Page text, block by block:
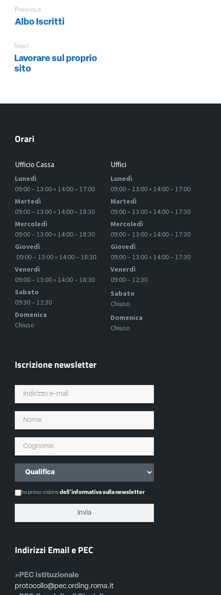
Previous
Albo Iscritti
Next
Lavorare sul proprio
sito
Orari
Ufficio Cassa
Lunedì
09:00 – 13:00 » 14:00 – 17:00
Martedì
09:00 – 13:00 » 14:00 – 18:30
Mercoledì
09:00 – 13:00 » 14:00 – 18:30
Giovedì
09:00 – 13:00 » 14:00 – 18:30
Venerdì
09:00 – 13:00 » 14:00 – 18:30
Sabato
09:30 – 12:30
Domenica
Chiuso
Uffici
Lunedì
09:00 – 13:00 » 14:00 – 17:00
Martedì
09:00 – 13:00 » 14:00 – 17:30
Mercoledì
09:00 – 13:00 » 14:00 – 17:30
Giovedì
09:00 – 13:00 » 14:00 – 17:30
Venerdì
09:00 – 12:30
Sabato
Chiuso
Domenica
Chiuso
Iscrizione newsletter
ho preso visionedell'informativa sulla newsletter
Indirizzi Email e PEC
»PEC istituzionale
protocollo@pec.ording.roma.it